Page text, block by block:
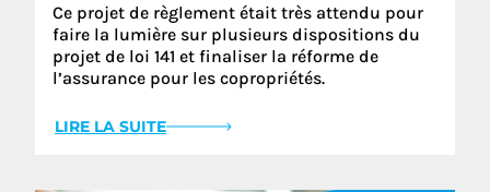
Ce projet de règlement était très attendu pour
faire la lumière sur plusieurs dispositions du
projet de loi 141 et finaliser la réforme de
l’assurance pour les copropriétés.
LIRE LA SUITE